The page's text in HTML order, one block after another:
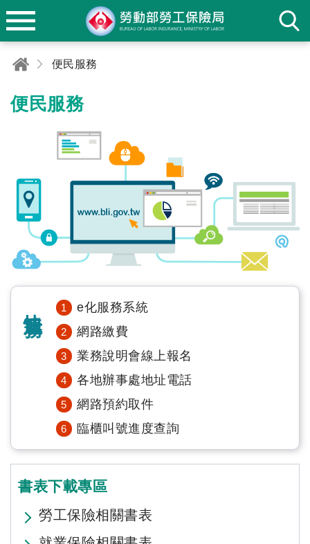
便民服務
便民服務
e化服務系統
網路繳費
業務說明會線上報名
各地辦事處地址電話
網路預約取件
臨櫃叫號進度查詢
書表下載專區
勞工保險相關書表